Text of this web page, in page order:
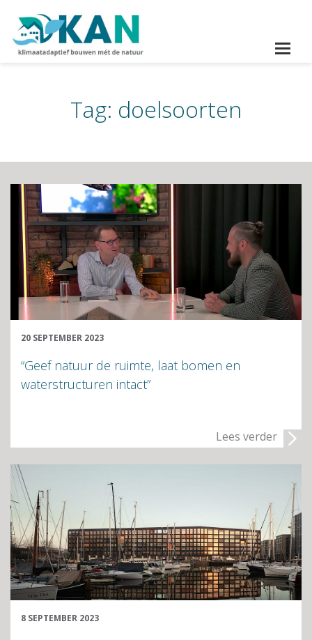
Tag: doelsoorten
20 SEPTEMBER 2023
“Geef natuur de ruimte, laat bomen en
waterstructuren intact”
Lees verder
8 SEPTEMBER 2023